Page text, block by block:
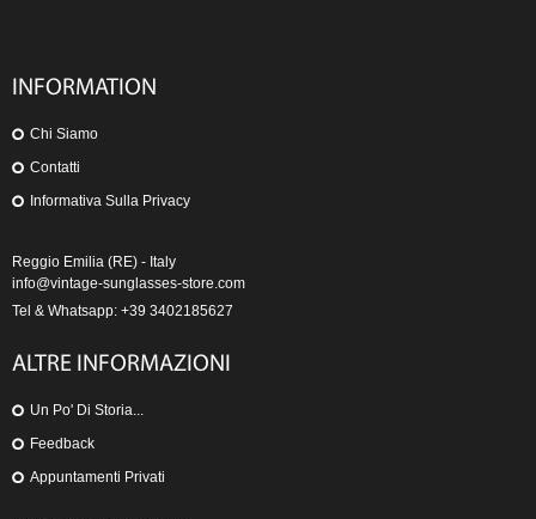
INFORMATION
Chi Siamo
Contatti
Informativa Sulla Privacy
Reggio Emilia (RE) - Italy
info@vintage-sunglasses-store.com
Tel & Whatsapp: +39 3402185627
ALTRE INFORMAZIONI
Un Po' Di Storia...
Feedback
Appuntamenti Privati